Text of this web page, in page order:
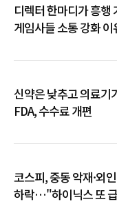
디렉터 한마디가 흥
게임사들 소통 강화 이
신약은 낮추고 의료
FDA, 수수료 개편
코스피, 중동 악재·외
하락…"하이닉스 또